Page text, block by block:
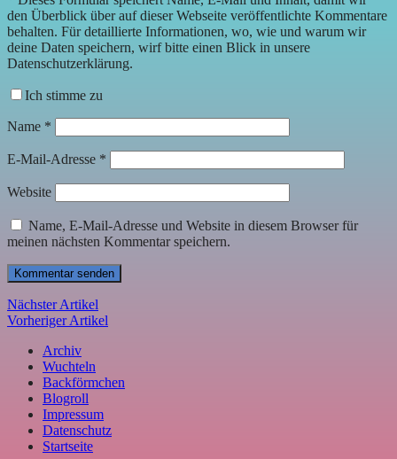
den Überblick über auf dieser Webseite veröffentlichte Kommentare
behalten. Für detaillierte Informationen, wo, wie und warum wir
deine Daten speichern, wirf bitte einen Blick in unsere
Datenschutzerklärung.
Ich stimme zu
Name *
E-Mail-Adresse *
Website
Name, E-Mail-Adresse und Website in diesem Browser für
meinen nächsten Kommentar speichern.
Nächster Artikel
Vorheriger Artikel
Archiv
Wuchteln
Backförmchen
Blogroll
Impressum
Datenschutz
Startseite